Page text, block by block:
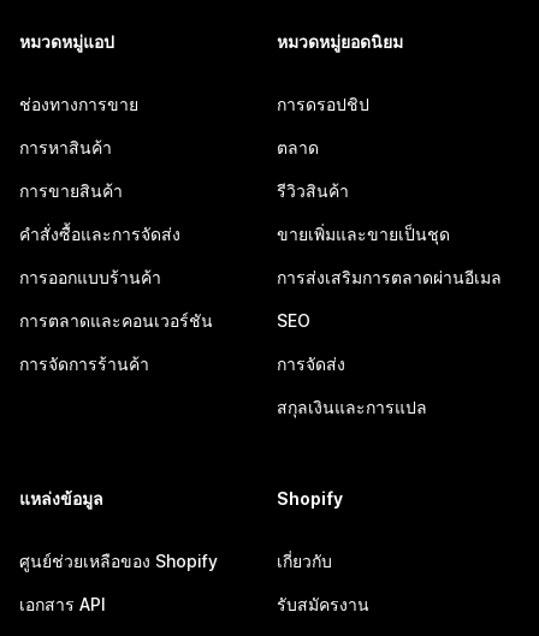
หมวดหมู่แอป
ช่องทางการขาย
การหาสินค้า
การขายสินค้า
คำสั่งซื้อและการจัดส่ง
การออกแบบร้านค้า
การตลาดและคอนเวอร์ชัน
การจัดการร้านค้า
หมวดหมู่ยอดนิยม
การดรอปชิป
ตลาด
รีวิวสินค้า
ขายเพิ่มและขายเป็นชุด
การส่งเสริมการตลาดผ่านอีเมล
SEO
การจัดส่ง
สกุลเงินและการแปล
แหล่งข้อมูล
ศูนย์ช่วยเหลือของ Shopify
เอกสาร API
Shopify
เกี่ยวกับ
รับสมัครงาน